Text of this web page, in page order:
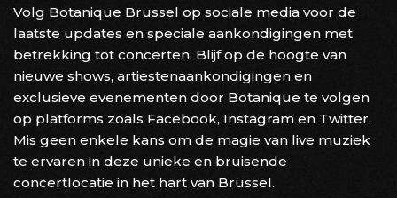
Volg Botanique Brussel op sociale media voor de
laatste updates en speciale aankondigingen met
betrekking tot concerten. Blijf op de hoogte van
nieuwe shows, artiestenaankondigingen en
exclusieve evenementen door Botanique te volgen
op platforms zoals Facebook, Instagram en Twitter.
Mis geen enkele kans om de magie van live muziek
te ervaren in deze unieke en bruisende
concertlocatie in het hart van Brussel.